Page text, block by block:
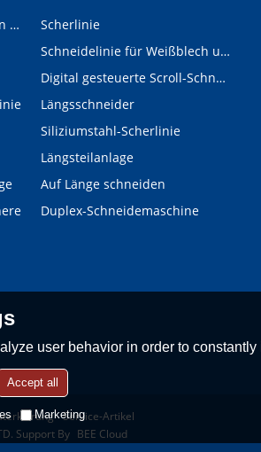
Vorrichtung zum Stanzen von Innen-/Außenplatinen im Automobilbereich
Scherlinie
Schneidelinie für Weißblech und Aluminiumschnecken
Digital gesteuerte Scroll-Schneidelinie
Längsschneider
Siliziumstahl-Scherlinie
Längsteilanlage
Auf Länge schneiden
Duplex-Schneidemaschine
Service-Artikel
Support By BEE Cloud
user behavior in order to
Accept all
Marketing